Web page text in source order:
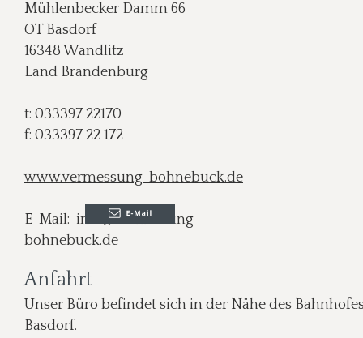
Mühlenbecker Damm 66
OT Basdorf
16348 Wandlitz
Land Brandenburg
t: 033397 22170
f: 033397 22 172
www.vermessung-bohnebuck.de
E-Mail: info@vermessung-
bohnebuck.de
Anfahrt
Unser Büro befindet sich in der Nähe des
Basdorf.